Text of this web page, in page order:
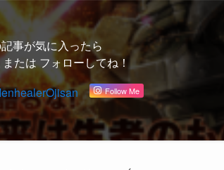
事が気に入ったら
または フォローしてね！
Follow Me